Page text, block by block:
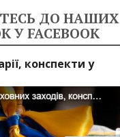
ДО НАШИХ
У FACEBOOK
конспекти у